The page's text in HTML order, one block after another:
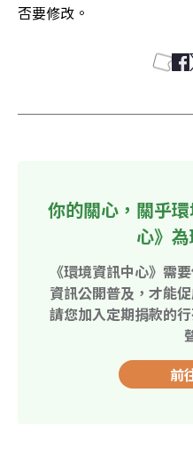
否要修改。
你的關心，關乎
心》
《環境資訊中心》需
資訊公開普及，才能
請您加入定期捐款的
前